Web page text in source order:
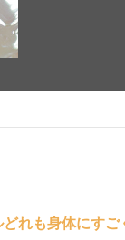
れも身体にすご